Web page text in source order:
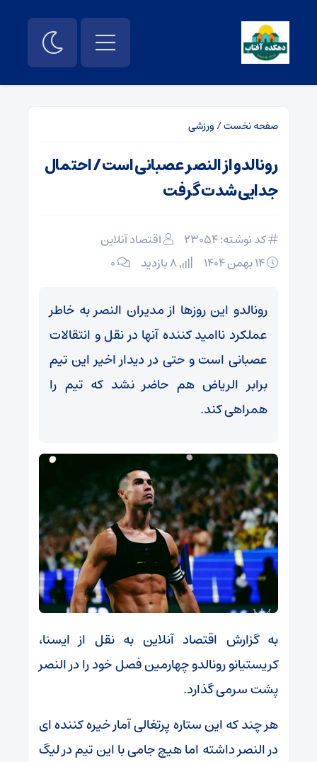
صفحه نخست/ ورزشی
رونالدو از النصر عصبانی است / احتمال
جدایی شدت گرفت
کد نوشته: 23054
اقتصاد آنلاین
۰
رونالدو این روزها از مدیران النصر به خاطر
عملکرد ناامید کننده آنها در نقل و انتقالات
عصبانی است و حتی در دیدار اخیر این تیم
برابر الریاض هم حاضر نشد که تیم را
همراهی کند.
به گزارش اقتصاد آنلاین به نقل از ایسنا،
کریستیانو رونالدو چهارمین فصل خود را در النصر
پشت سرمی گذارد.
هر چند که این ستاره پرتغالی آمار خیره کننده ای
در النصر داشته اما هیچ جامی با این تیم در لیگ